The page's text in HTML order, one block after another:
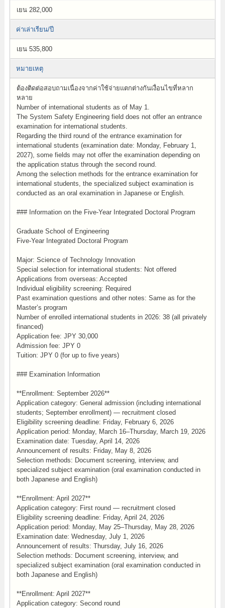
เยน 282,000
ค่าเล่าเรียน/ปี
เยน 535,800
หมายเหตุ
ต้องติดต่อสอบถามเนื่องจากค่าใช้จ่ายแตกต่างกันเงื่อนไขที่หลาก
หลาย
Number of international students as of May 1.
The System Safety Engineering field does not offer an entrance
examination for international students.
Regarding the third round of the entrance examination for
international students (examination date: Monday, February 1,
2027), some fields may not offer the examination depending on
the application status through the second round.
Among the selection methods for the entrance examination for
international students, the specialized subject examination is
conducted as an oral examination in Japanese or English.
### Information on the Five-Year Integrated Doctoral Program
Graduate School of Engineering
Five-Year Integrated Doctoral Program
Major: Science of Technology Innovation
Special selection for international students: Not offered
Applications from overseas: Accepted
Individual eligibility screening: Required
Past examination questions and other notes: Same as for the
Master’s program
Number of enrolled international students in 2026: 38 (all privately
financed)
Application fee: JPY 30,000
Admission fee: JPY 0
Tuition: JPY 0 (for up to five years)
### Examination Information
**Enrollment: September 2026**
Application category: General admission (including international
students; September enrollment) — recruitment closed
Eligibility screening deadline: Friday, February 6, 2026
Application period: Monday, March 16–Thursday, March 19, 2026
Examination date: Tuesday, April 14, 2026
Announcement of results: Friday, May 8, 2026
Selection methods: Document screening, interview, and
specialized subject examination (oral examination conducted in
both Japanese and English)
**Enrollment: April 2027**
Application category: First round — recruitment closed
Eligibility screening deadline: Friday, April 24, 2026
Application period: Monday, May 25–Thursday, May 28, 2026
Examination date: Wednesday, July 1, 2026
Announcement of results: Thursday, July 16, 2026
Selection methods: Document screening, interview, and
specialized subject examination (oral examination conducted in
both Japanese and English)
**Enrollment: April 2027**
Application category: Second round